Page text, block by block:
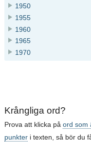
1950
1955
1960
1965
1970
Krångliga ord?
Prova att klicka på ord som
punkteri texten, så bör du